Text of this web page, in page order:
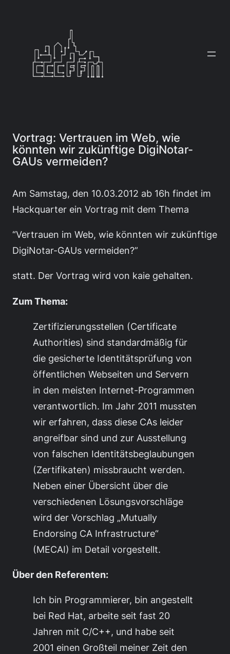
Vortrag: Vertrauen im Web, wie
könnten wir zukünftige DigiNotar-
GAUs vermeiden?
Am Samstag, den 10.03.2012 ab 16h findet im
Hackquarter ein Vortrag mit dem Thema
“Vertrauen im Web, wie könnten wir zukünftige
DigiNotar-GAUs vermeiden?”
statt. Der Vortrag wird von kaie gehalten.
Zum Thema:
Zertifizierungsstellen (Certificate
Authorities) sind standardmäßig für
die gesicherte Identitätsprüfung von
öffentlichen Webseiten und Servern
in den meisten Internet-Programmen
verantwortlich. Im Jahr 2011 mussten
wir erfahren, dass diese CAs leider
angreifbar sind und zur Ausstellung
von falschen Identitätsbeglaubungen
(Zertifikaten) missbraucht werden.
Neben einer Übersicht über die
verschiedenen Lösungsvorschläge
wird der Vorschlag „Mutually
Endorsing CA Infrastructure“
(MECAI) im Detail vorgestellt.
Über den Referenten:
Ich bin Programmierer, bin angestellt
bei Red Hat, arbeite seit fast 20
Jahren mit C/C++, und habe seit
2001 einen Großteil meiner Zeit den